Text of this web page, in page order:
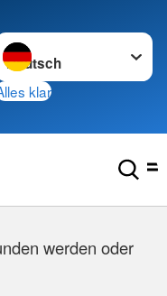
wechseln zu
klar
werden oder